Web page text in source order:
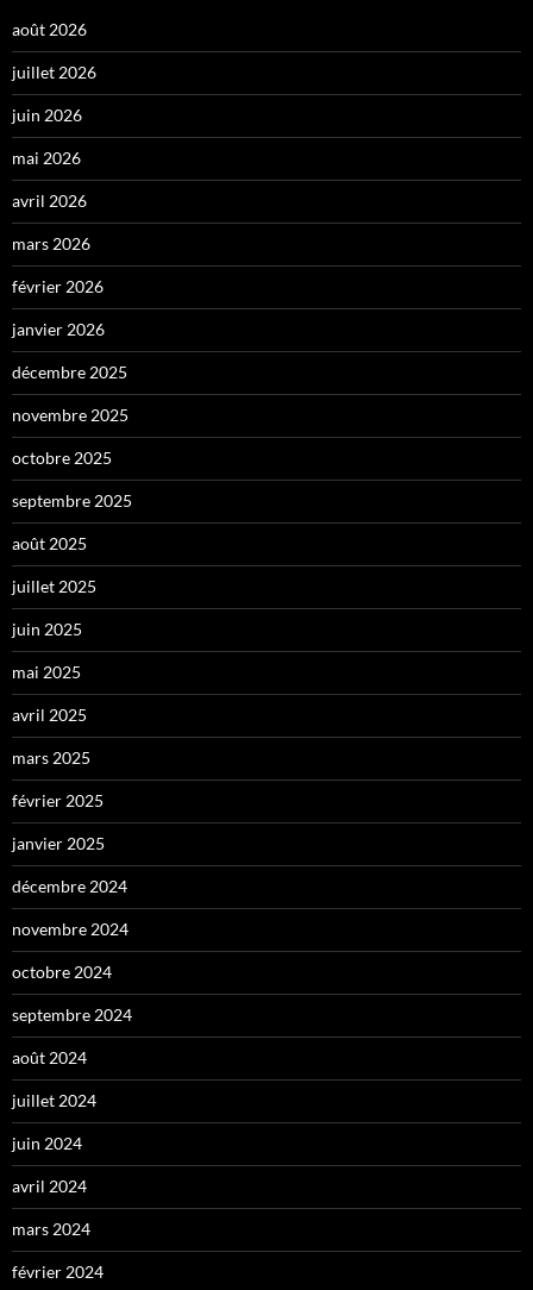
août 2026
juillet 2026
juin 2026
mai 2026
avril 2026
mars 2026
février 2026
janvier 2026
décembre 2025
novembre 2025
octobre 2025
septembre 2025
août 2025
juillet 2025
juin 2025
mai 2025
avril 2025
mars 2025
février 2025
janvier 2025
décembre 2024
novembre 2024
octobre 2024
septembre 2024
août 2024
juillet 2024
juin 2024
avril 2024
mars 2024
février 2024